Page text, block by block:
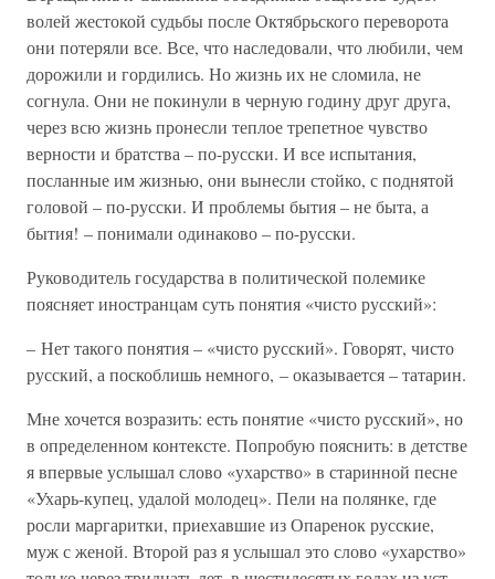
волей жестокой судьбы после Октябрьского переворота
они потеряли все. Все, что наследовали, что любили, чем
дорожили и гордились. Но жизнь их не сломила, не
согнула. Они не покинули в черную годину друг друга,
через всю жизнь пронесли теплое трепетное чувство
верности и братства – по-русски. И все испытания,
посланные им жизнью, они вынесли стойко, с поднятой
головой – по-русски. И проблемы бытия – не быта, а
бытия! – понимали одинаково – по-русски.
Руководитель государства в политической полемике
поясняет иностранцам суть понятия «чисто русский»:
– Нет такого понятия – «чисто русский». Говорят, чисто
русский, а поскоблишь немного, – оказывается – татарин.
Мне хочется возразить: есть понятие «чисто русский», но
в определенном контексте. Попробую пояснить: в детстве
я впервые услышал слово «ухарство» в старинной песне
«Ухарь-купец, удалой молодец». Пели на полянке, где
росли маргаритки, приехавшие из Опаренок русские,
муж с женой. Второй раз я услышал это слово «ухарство»